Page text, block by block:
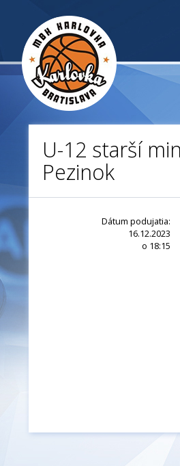
U-12 starší
Pezinok
Dátum podujatia:
16.12.2023
o 18:15